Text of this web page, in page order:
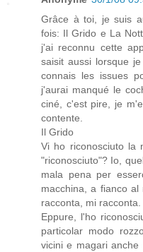
Grâce à toi, je suis
fois: Il Grido e La
j'ai reconnu cette
saisit aussi lorsque
connais les issues
j'aurai manqué le
ciné, c'est pire, je
contente.
Il Grido
Vi ho riconosciuto la
"riconosciuto"? Io,
mala pena per
macchina, a fianco
racconta, mi racconta.
Eppure, l'ho
particolar modo
vicini e magari